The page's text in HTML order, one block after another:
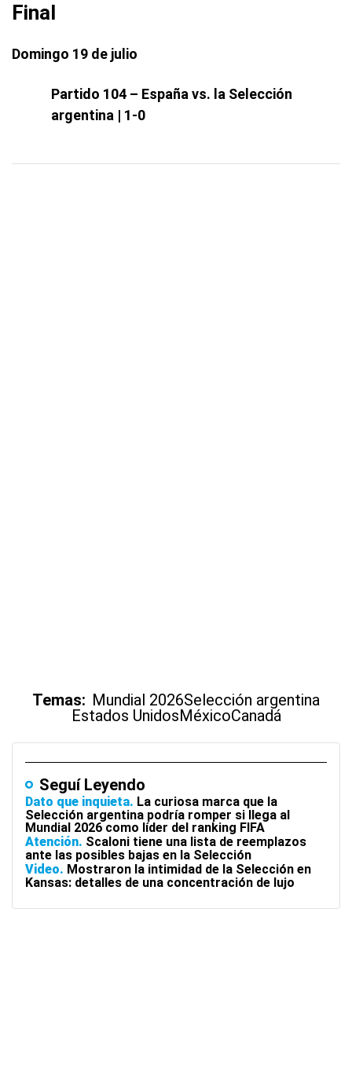
Final
Domingo 19 de julio
Partido 104 – España vs. la Selección
argentina | 1-0
Temas: Mundial 2026Selección argentina
Estados UnidosMéxicoCanadá
Seguí Leyendo
Dato que inquieta La curiosa marca que la
Selección argentina podría romper si llega al
Mundial 2026 como líder del ranking FIFA
Atención Scaloni tiene una lista de reemplazos
ante las posibles bajas en la Selección
Video Mostraron la intimidad de la Selección en
Kansas: detalles de una concentración de lujo